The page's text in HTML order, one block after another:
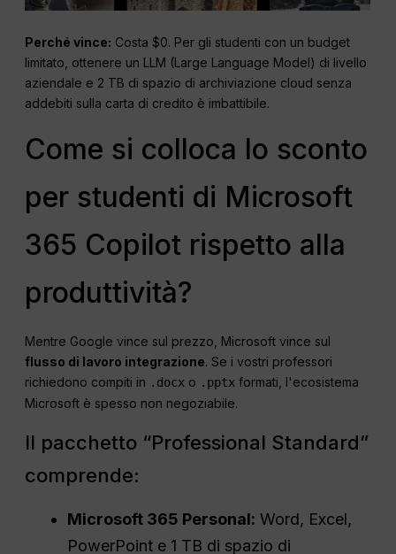
Perché vince: Costa $0. Per gli studenti con un budget
limitato, ottenere un LLM (Large Language Model) di livello
aziendale e 2 TB di spazio di archiviazione cloud senza
addebiti sulla carta di credito è imbattibile.
Come si colloca lo sconto
per studenti di Microsoft
365 Copilot rispetto alla
produttività?
Mentre Google vince sul prezzo, Microsoft vince sul
flusso di lavoro integrazione. Se i vostri professori
richiedono compiti in .docx o .pptx formati, l'ecosistema
Microsoft è spesso non negoziabile.
Il pacchetto “Professional Standard”
comprende:
Microsoft 365 Personal: Word, Excel,
PowerPoint e 1 TB di spazio di